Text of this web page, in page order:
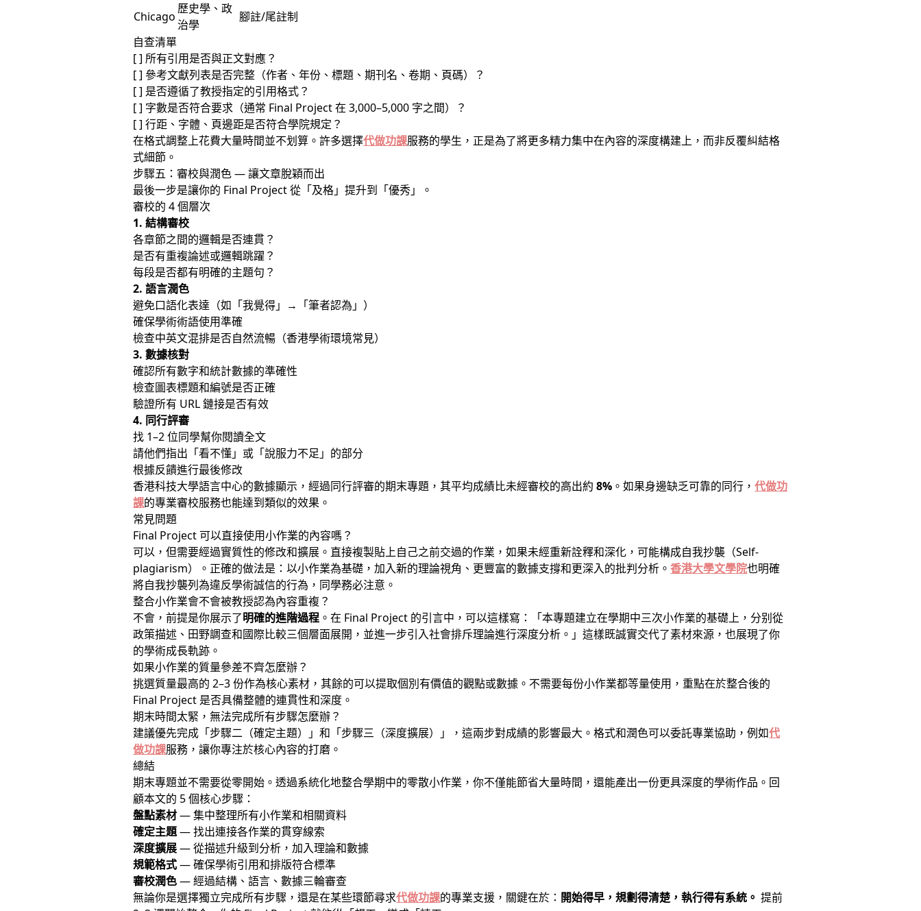
Chicago
歷史學、政
治學
腳註/尾註制
自查清單
[ ] 所有引用是否與正文對應？
[ ] 參考文獻列表是否完整（作者、年份、標題、期刊名、卷期、頁碼）？
[ ] 是否遵循了教授指定的引用格式？
[ ] 字數是否符合要求（通常 Final Project 在 3,000–5,000 字之間）？
[ ] 行距、字體、頁邊距是否符合學院規定？
在格式調整上花費大量時間並不划算。許多選擇代做功課服務的學生，正是為了將更多精力集中在內容的深度構建上，而非反覆糾結格
式細節。
步驟五：審校與潤色 — 讓文章脫穎而出
最後一步是讓你的 Final Project 從「及格」提升到「優秀」。
審校的 4 個層次
1. 結構審校
各章節之間的邏輯是否連貫？
是否有重複論述或邏輯跳躍？
每段是否都有明確的主題句？
2. 語言潤色
避免口語化表達（如「我覺得」→「筆者認為」）
確保學術術語使用準確
檢查中英文混排是否自然流暢（香港學術環境常見）
3. 數據核對
確認所有數字和統計數據的準確性
檢查圖表標題和編號是否正確
驗證所有 URL 鏈接是否有效
4. 同行評審
找 1–2 位同學幫你閱讀全文
請他們指出「看不懂」或「說服力不足」的部分
根據反饋進行最後修改
香港科技大學語言中心的數據顯示，經過同行評審的期末專題，其平均成績比未經審校的高出約8% 。如果身邊缺乏可靠的同行，代做功
課的專業審校服務也能達到類似的效果。
常見問題
Final Project 可以直接使用小作業的內容嗎？
可以，但需要經過實質性的修改和擴展。直接複製貼上自己之前交過的作業，如果未經重新詮釋和深化，可能構成自我抄襲（Self-
plagiarism）。正確的做法是：以小作業為基礎，加入新的理論視角、更豐富的數據支撐和更深入的批判分析。香港大學文學院也明確
將自我抄襲列為違反學術誠信的行為，同學務必注意。
整合小作業會不會被教授認為內容重複？
不會，前提是你展示了明確的進階過程 。在 Final Project 的引言中，可以這樣寫：「本專題建立在學期中三次小作業的基礎上，分别從
政策描述、田野調查和國際比較三個層面展開，並進一步引入社會排斥理論進行深度分析。」這樣既誠實交代了素材來源，也展現了你
的學術成長軌跡。
如果小作業的質量參差不齊怎麼辦？
挑選質量最高的 2–3 份作為核心素材，其餘的可以提取個別有價值的觀點或數據。不需要每份小作業都等量使用，重點在於整合後的
Final Project 是否具備整體的連貫性和深度。
期末時間太緊，無法完成所有步驟怎麼辦？
建議優先完成「步驟二（確定主題）」和「步驟三（深度擴展）」，這兩步對成績的影響最大。格式和潤色可以委託專業協助，例如代
做功課服務，讓你專注於核心內容的打磨。
總結
期末專題並不需要從零開始。透過系統化地整合學期中的零散小作業，你不僅能節省大量時間，還能產出一份更具深度的學術作品。回
顧本文的 5 個核心步驟：
盤點素材— 集中整理所有小作業和相關資料
確定主題— 找出連接各作業的貫穿線索
深度擴展— 從描述升級到分析，加入理論和數據
規範格式— 確保學術引用和排版符合標準
審校潤色— 經過結構、語言、數據三輪審查
無論你是選擇獨立完成所有步驟，還是在某些環節尋求代做功課的專業支援，關鍵在於： 開始得早，規劃得清楚，執行得有系統。 提前